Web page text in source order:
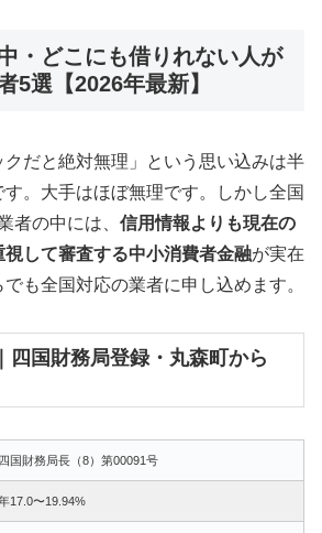
・どこにも借りれない人が
5選【2026年最新】
クだと絶対無理」という思い込みは半
。大手はほぼ無理です。しかし全国
者の中には、 信用情報よりも現在の
して審査する中小消費者金融が実在
も全国対応の業者に申し込めます。
国財務局登録・丸森町から
四国財務局長（8）第00091号
17.0〜19.94%